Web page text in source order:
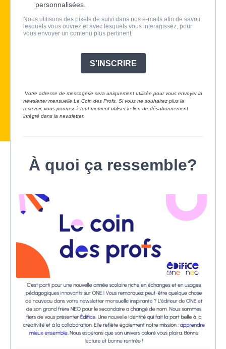
personnalisées.
Nous utilisons des pixels de suivi dans nos e-mails afin de savoir
lesquels vous ouvrez et avec lesquels vous interagissez, pour
vous envoyer un contenu plus pertinent.
S'INSCRIRE
Votre adresse de messagerie sera uniquement utilisée pour vous envoyer la
newsletter mensuelle Le Coin des Profs. Si vous ne souhaitez plus la
recevoir, vous pourrez à tout moment utiliser le lien de désabonnement
intégré dans la newsletter.
À quoi ça ressemble?